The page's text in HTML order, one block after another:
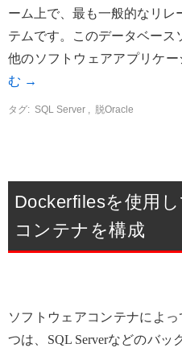
ーム上で、最も一般的なリ
テムです。このデータベー
他のソフトウェアアプリケ
む →
タグ: SQL Server , 脱Oracle
Dockerfilesを使用
コンテナを構成
ソフトウェアコンテナによ
つは、SQL Serverなどのバ